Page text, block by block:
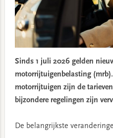
Sinds 1 juli 2026 gelden
motorrijtuigenbelasting
motorrijtuigen zijn de
bijzondere regelingen zijn
De belangrijkste